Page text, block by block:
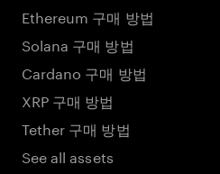
Ethereum 구매 방법
Solana 구매 방법
Cardano 구매 방법
XRP 구매 방법
Tether 구매 방법
See all assets